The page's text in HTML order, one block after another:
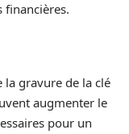
financières.
la gravure de la clé
augmenter le
pour un